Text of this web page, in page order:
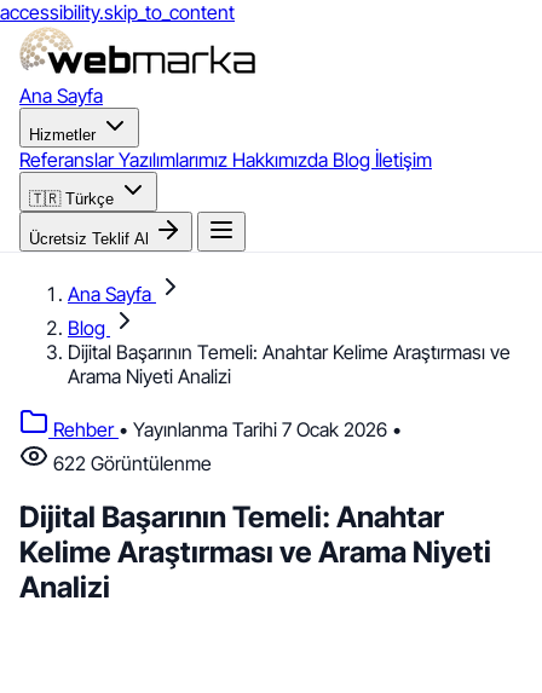
accessibility.skip_to_content
Ana Sayfa
Hizmetler
ReferanslarYazılımlarımız Hakkımızda Blog İletişim
🇹🇷 Türkçe
Ücretsiz Teklif Al
Ana Sayfa
Blog
Dijital Başarının Temeli: Anahtar Kelime Araştırması ve
Arama Niyeti Analizi
Rehber • Yayınlanma Tarihi 7 Ocak 2026 •
622 Görüntülenme
Dijital Başarının Temeli: Anahtar
Kelime Araştırması ve Arama Niyeti
Analizi